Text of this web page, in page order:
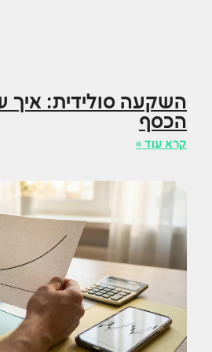
השקעה סולידית: איך
הכסף
קרא עוד »